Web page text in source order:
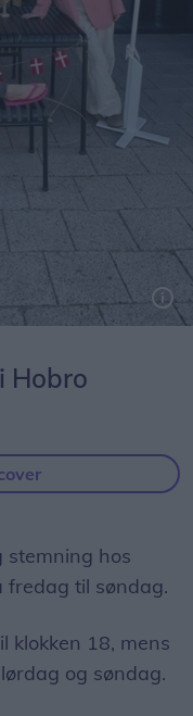
Hobro
hos
fredag til søndag.
klokken 18, mens
og søndag.